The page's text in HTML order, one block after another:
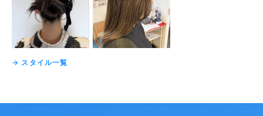
→ スタイル一覧